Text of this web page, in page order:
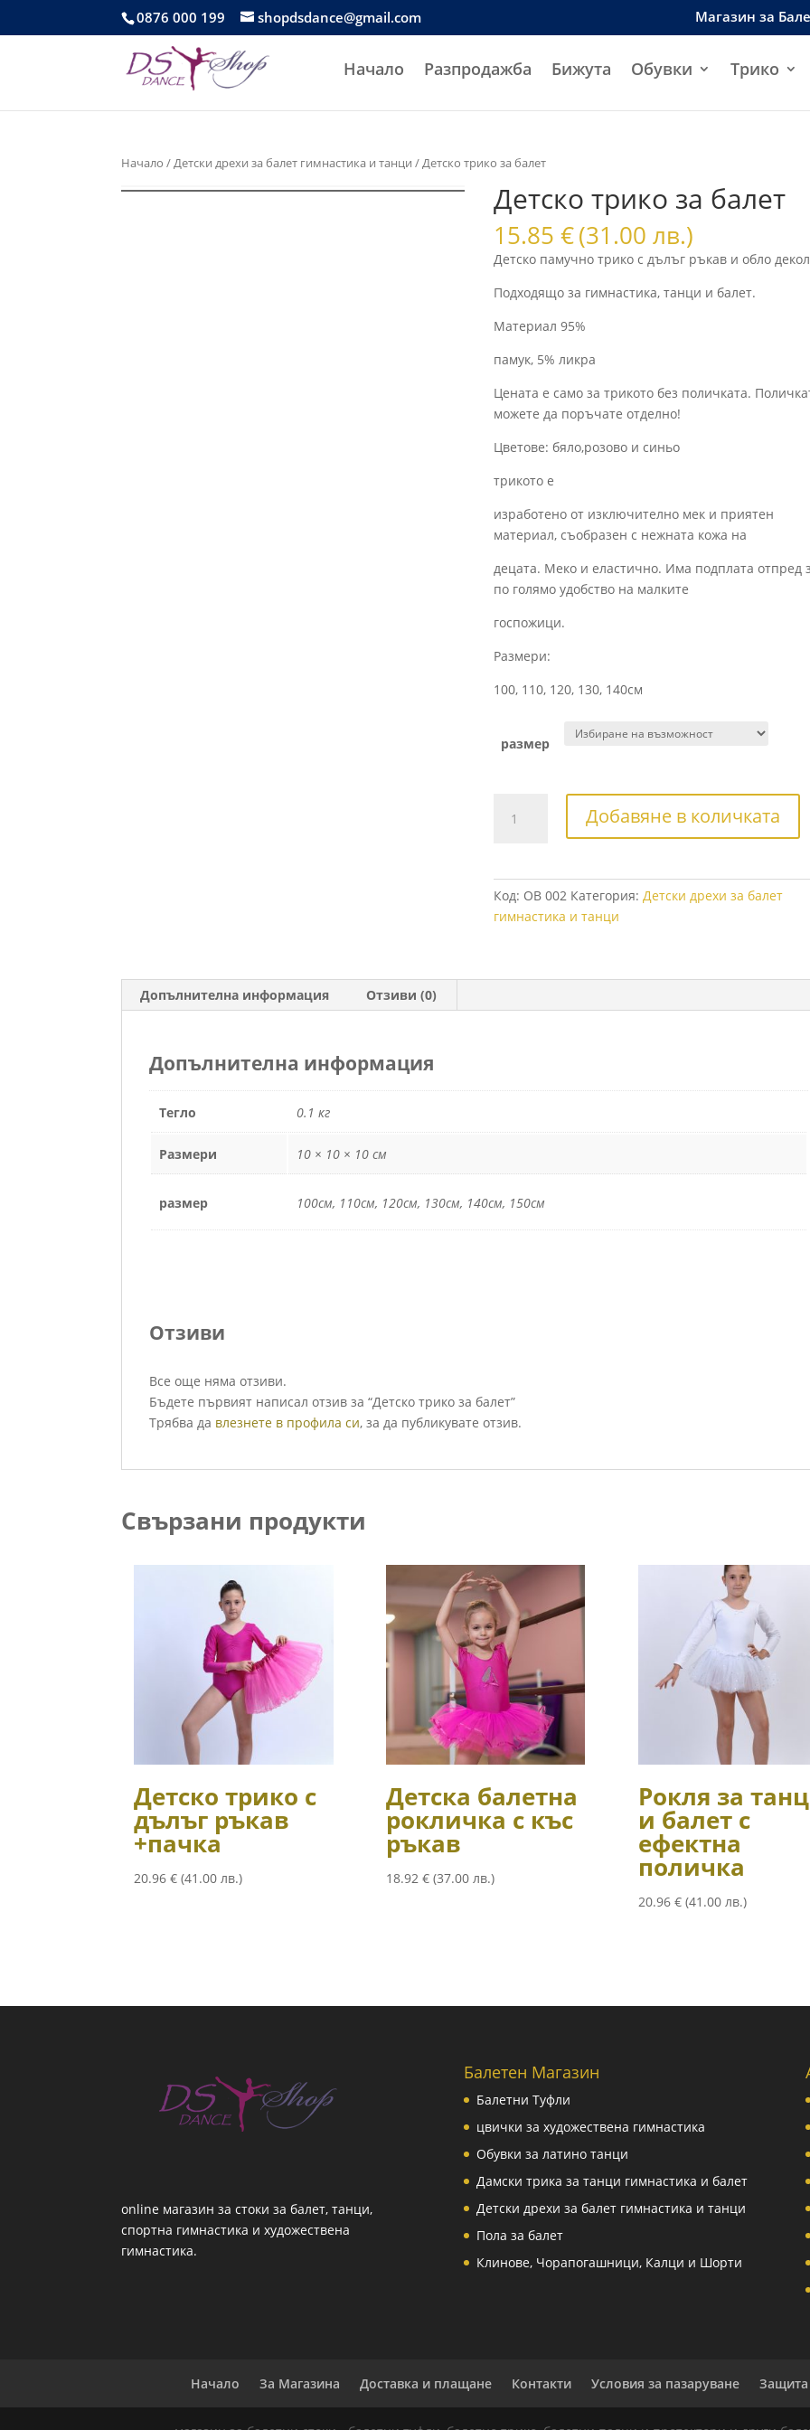
0876 000 199 shopdsdance@gmail.com Магазин за
Начало Разпродажба Бижута Обувки Трико
Начало /Детски дрехи за балет гимнастика и танци / Детско трико за балет
Детско трико за балет
15.85€(31.00 лв.)
Детско памучно трико с дълъг ръкав и обло
Подходящо за гимнастика, танци и балет.
Материал 95%
памук, 5% ликра
Цената е само за трикото без поличката.
можете да поръчате отделно!
Цветове: бяло,розово и синьо
трикото е
изработено от изключително мек и приятен
материал, съобразен с нежната кожа на
децата. Меко и еластично. Има подплата отпред
по голямо удобство на малките
госпожици.
Размери:
100, 110, 120, 130, 140см
размер
балет
Добавяне в количката
Код: OB 002 Категория:Детски дрехи за балет
гимнастика и танци
Допълнителна информация Отзиви (0)
Допълнителна информация
Тегло 0.1 кг
Размери 10 × 10 × 10 см
размер 100см, 110см, 120см, 130см, 140см, 150см
Отзиви
Все още няма отзиви.
Бъдете първият написал отзив за “Детско трико за балет”
Трябва да влезнете в профила си, за да публикувате отзив.
Свързани продукти
Детско трико с
дълъг ръкав
+пачка
20.96€ (41.00 лв.)
Детска балетна
рокличка с къс
ръкав
18.92 € (37.00 лв.)
Рокля за
и балет с
ефектна
поличка
20.96 € (41.00 лв.)
online магазин за стоки за балет, танци,
спортна гимнастика и художествена
гимнастика.
Балетен Магазин
Балетни Туфли
цвички за художествена гимнастика
Обувки за латино танци
Дамски трика за танци гимнастика и балет
Детски дрехи за балет гимнастика и танци
Пола за балет
Клинове, Чорапогашници, Калци и Шорти
Начало За Магазина Доставка и плащане Контакти Условия за пазаруване